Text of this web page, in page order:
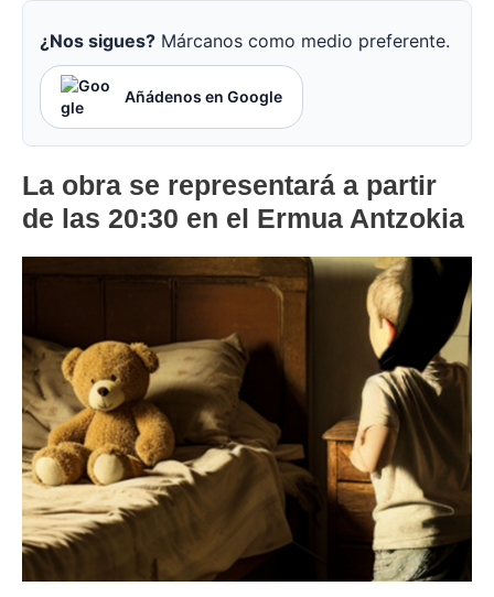
¿Nos sigues? Márcanos como medio preferente.
Añádenos en Google
La obra se representará a partir
de las 20:30 en el Ermua Antzokia